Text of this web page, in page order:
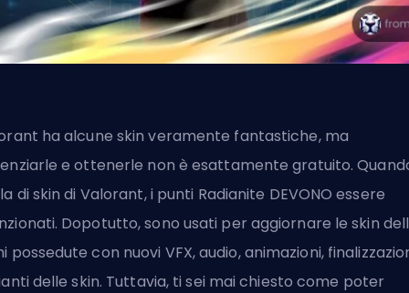
ha alcune skin veramente fantastiche, ma
e ottenerle non è esattamente gratuito.
di skin di Valorant, i punti Radianite DEVONO essere
Dopotutto, sono usati per aggiornare le skin
possedute con nuovi VFX, audio, animazioni,
delle skin. Tuttavia, ti sei mai chiesto come poter